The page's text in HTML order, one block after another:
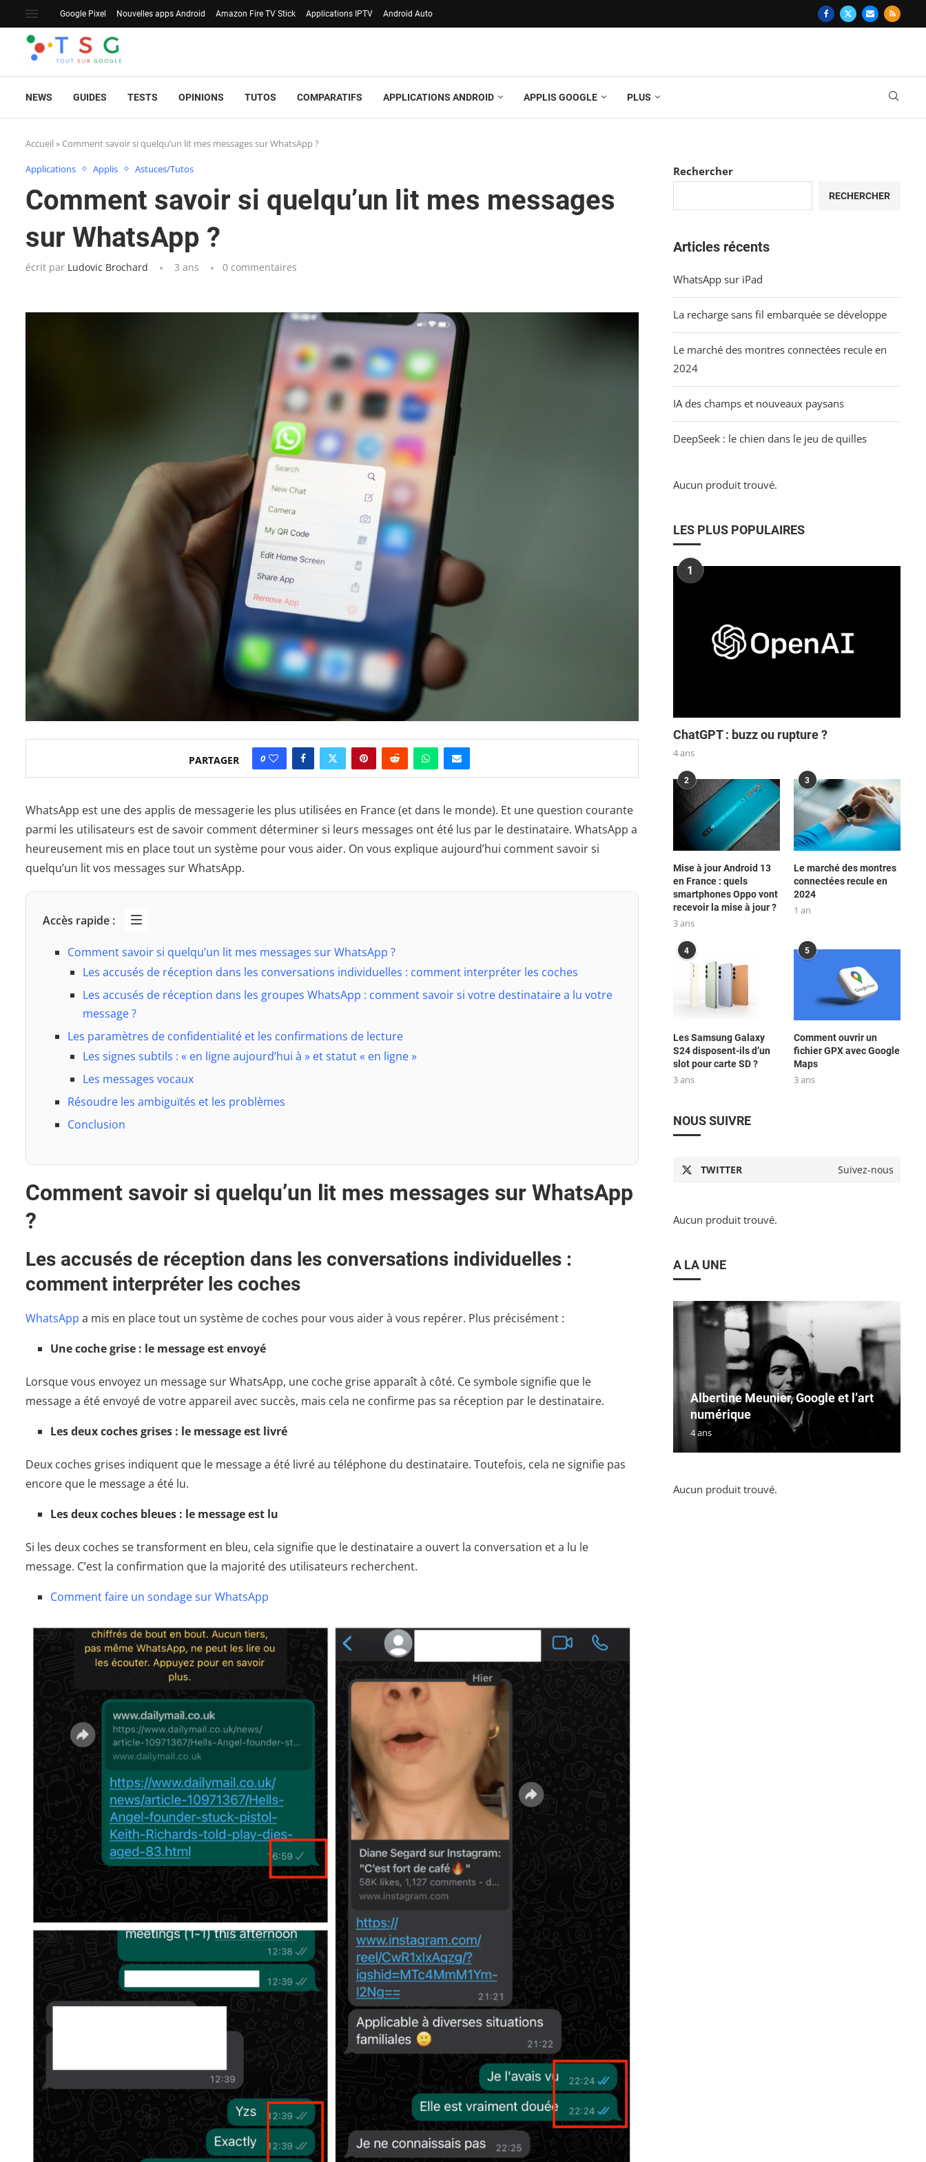
Google Pixel Nouvelles apps Android Amazon Fire TV Stick Applications IPTV Android Auto
NEWS GUIDES TESTS OPINIONS TUTOS COMPARATIFS APPLICATIONS ANDROID APPLIS GOOGLE PLUS
Accueil » Comment savoir si quelqu’un lit mes messages sur WhatsApp ?
Applications Applis Astuces/Tutos
Comment savoir si quelqu’un lit mes messages
sur WhatsApp ?
écrit par Ludovic Brochard 3 ans 0 commentaires
PARTAGER 0
WhatsApp est une des applis de messagerie les plus utilisées en France (et dans le monde). Et une question courante
parmi les utilisateurs est de savoir comment déterminer si leurs messages ont été lus par le destinataire. WhatsApp a
heureusement mis en place tout un système pour vous aider. On vous explique aujourd’hui comment savoir si
quelqu’un lit vos messages sur WhatsApp.
Accès rapide :
Comment savoir si quelqu’un lit mes messages sur WhatsApp ?
Les accusés de réception dans les conversations individuelles : comment interpréter les coches
Les accusés de réception dans les groupes WhatsApp : comment savoir si votre destinataire a lu votre
message ?
Les paramètres de confidentialité et les confirmations de lecture
Les signes subtils : « en ligne aujourd’hui à » et statut « en ligne »
Les messages vocaux
Résoudre les ambiguïtés et les problèmes
Conclusion
Comment savoir si quelqu’un lit mes messages sur WhatsApp
?
Les accusés de réception dans les conversations individuelles :
comment interpréter les coches
WhatsApp a mis en place tout un système de coches pour vous aider à vous repérer. Plus précisément :
Une coche grise : le message est envoyé
Lorsque vous envoyez un message sur WhatsApp, une coche grise apparaît à côté. Ce symbole signifie que le
message a été envoyé de votre appareil avec succès, mais cela ne confirme pas sa réception par le destinataire.
Les deux coches grises : le message est livré
Deux coches grises indiquent que le message a été livré au téléphone du destinataire. Toutefois, cela ne signifie pas
encore que le message a été lu.
Les deux coches bleues : le message est lu
Si les deux coches se transforment en bleu, cela signifie que le destinataire a ouvert la conversation et a lu le
message. C’est la confirmation que la majorité des utilisateurs recherchent.
Comment faire un sondage sur WhatsApp
Rechercher
RECHERCHER
Articles récents
WhatsApp sur iPad
La recharge sans fil embarquée se développe
Le marché des montres connectées recule en
2024
IA des champs et nouveaux paysans
DeepSeek : le chien dans le jeu de quilles
Aucun produit trouvé.
LES PLUS POPULAIRES
1
ChatGPT : buzz ou rupture ?
4 ans
2
Mise à jour Android 13
en France : quels
smartphones Oppo vont
recevoir la mise à jour ?
3 ans
3
Le marché des montres
connectées recule en
2024
1 an
4
Les Samsung Galaxy
S24 disposent-ils d’un
slot pour carte SD ?
3 ans
5
Comment ouvrir un
fichier GPX avec Google
Maps
3 ans
NOUS SUIVRE
TWITTER Suivez-nous
Aucun produit trouvé.
A LA UNE
Albertine Meunier, Google et l’art
numérique
4 ans
Aucun produit trouvé.